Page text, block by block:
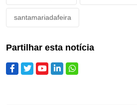
santamariadafeira
Partilhar esta notícia